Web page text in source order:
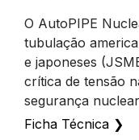
O AutoPIPE
tubulação
e japoneses
crítica de tensão
segurança
Ficha Técnica ❯